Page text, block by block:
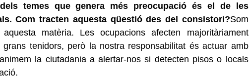
temes que genera més preocupació és el de les
Com tracten aquesta qüestió des del consistori?Som
matèria. Les ocupacions afecten majoritàriament
grans tenidors, però la nostra responsabilitat és actuar amb
la ciutadania a alertar-nos si detecten pisos o locals